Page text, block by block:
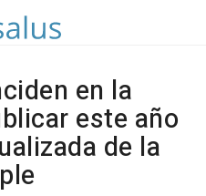
en la
este año
de la